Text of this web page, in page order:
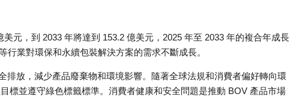
元，到 2033 年將達到 153.2 億美元，2025 年至 2033 年的複合年成長
業對環保和永續包裝解決方案的需求不斷成長。
排放，減少產品廢棄物和環境影響。隨著全球法規和消費者偏好轉向環
標並遵守綠色標籤標準。消費者健康和安全問題是推動 BOV 產品市場